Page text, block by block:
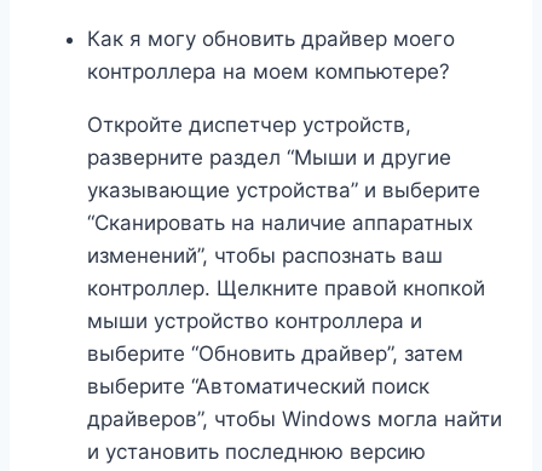
Как я могу обновить драйвер моего
контроллера на моем компьютере?
Откройте диспетчер устройств,
разверните раздел “Мыши и другие
указывающие устройства” и выберите
“Сканировать на наличие аппаратных
изменений”, чтобы распознать ваш
контроллер. Щелкните правой кнопкой
мыши устройство контроллера и
выберите “Обновить драйвер”, затем
выберите “Автоматический поиск
драйверов”, чтобы Windows могла найти
и установить последнюю версию